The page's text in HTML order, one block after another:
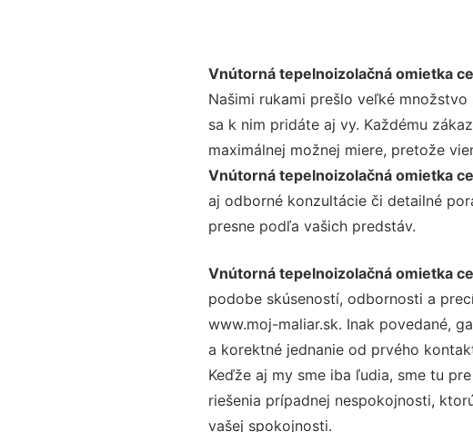
Vnútorná tepelnoizolačná omietka
Našimi rukami prešlo veľké
sa k nim pridáte aj vy. Každému
maximálnej možnej miere, pretože
Vnútorná tepelnoizolačná omietka
aj odborné konzultácie či detailné
presne podľa vašich predstáv.
Vnútorná tepelnoizolačná omietka
podobe skúseností, odbornosti a
www.moj-maliar.sk. Inak povedané,
a korektné jednanie od prvého
Keďže aj my sme iba ľudia, sme tu
riešenia prípadnej nespokojnosti,
vašej spokojnosti.